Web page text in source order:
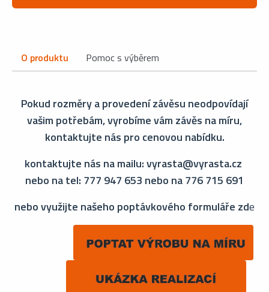
O produktu Pomoc s výběrem
Pokud rozměry a provedení závěsu neodpovídají
vašim potřebám, vyrobíme vám závěs na míru,
kontaktujte nás pro cenovou nabídku.
kontaktujte nás na mailu: vyrasta@vyrasta.cz
nebo na tel: 777 947 653 nebo na 776 715 691
nebo využijte našeho poptávkového formuláře zde